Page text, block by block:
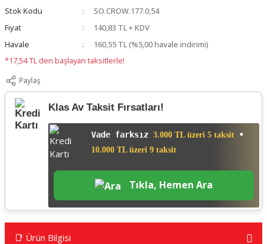
Stok Kodu
SO.CROW.177.0,54
Fiyat
140,83 TL + KDV
Havale
160,55 TL (%5,00 havale indirimi)
*17,54 TL den başlayan taksitlerle!
Paylaş
Klas Av Taksit Fırsatları!
Vade farksız 3.000 TL üzeri 5 taksit •
10.000 TL üzeri 9 taksit
Tıkla, Hemen Ara
📑 Ürün Bilgisi